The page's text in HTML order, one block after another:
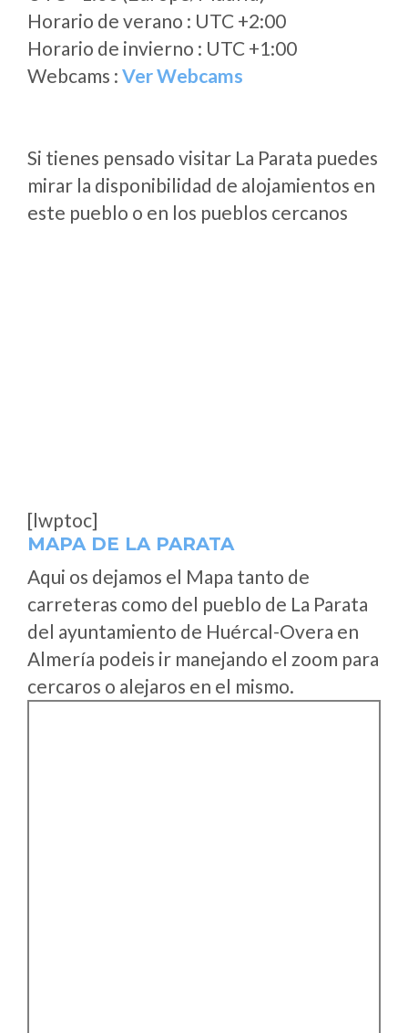
Horario de verano : UTC +2:00
Horario de invierno : UTC +1:00
Webcams : Ver Webcams
Si tienes pensado visitar La Parata puedes
mirar la disponibilidad de alojamientos en
este pueblo o en los pueblos cercanos
[lwptoc]
MAPA DE LA PARATA
Aqui os dejamos el Mapa tanto de
carreteras como del pueblo de La Parata
del ayuntamiento de Huércal-Overa en
Almería podeis ir manejando el zoom para
cercaros o alejaros en el mismo.